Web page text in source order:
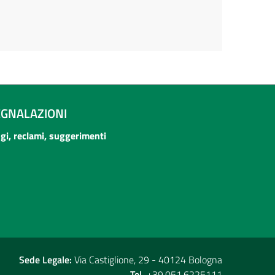
reclami, suggerimenti
Sede Legale: Via Castiglione, 29 - 40124 Bologna